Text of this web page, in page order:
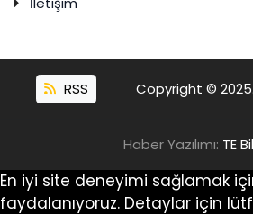
RSS Copyright © 2025.
Haber Yazılımı: TE
En iyi site deneyimi sağlamak
faydalanıyoruz. Detaylar için